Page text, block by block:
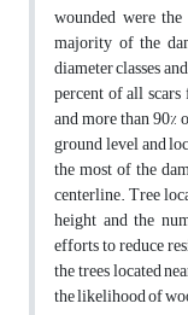
wounded were
majority of the
diameter classes
percent of all
and more than
ground level and
the most of the
centerline. Tree
height and the
efforts to reduce
the trees located
the likelihood of